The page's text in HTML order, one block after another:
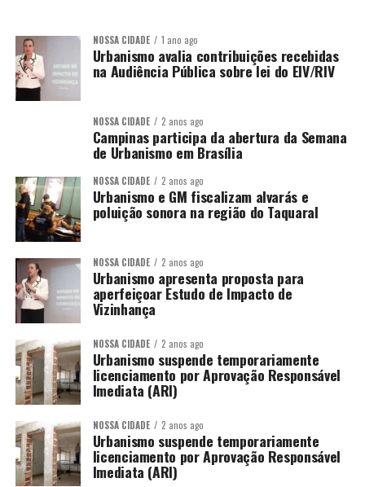
NOSSA CIDADE 1 ano ago
Urbanismo avalia contribuições recebidas
na Audiência Pública sobre lei do EIV/RIV
NOSSA CIDADE 2 anos ago
Campinas participa da abertura da Semana
de Urbanismo em Brasília
NOSSA CIDADE 2 anos ago
Urbanismo e GM fiscalizam alvarás e
poluição sonora na região do Taquaral
NOSSA CIDADE 2 anos ago
Urbanismo apresenta proposta para
aperfeiçoar Estudo de Impacto de
Vizinhança
NOSSA CIDADE 2 anos ago
Urbanismo suspende temporariamente
licenciamento por Aprovação Responsável
Imediata (ARI)
NOSSA CIDADE 2 anos ago
Urbanismo suspende temporariamente
licenciamento por Aprovação Responsável
Imediata (ARI)